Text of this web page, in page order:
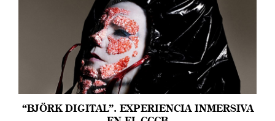
“BJÖRK DIGITAL”. EXPERIENCIA INMERSIVA